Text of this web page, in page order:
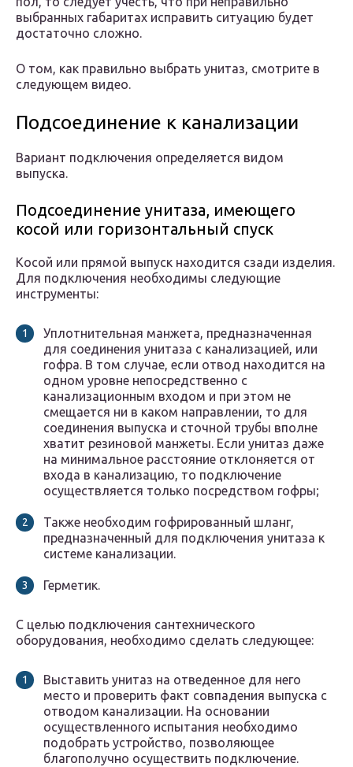
выбранных габаритах исправить ситуацию будет
достаточно сложно.
О том, как правильно выбрать унитаз, смотрите в
следующем видео.
Подсоединение к канализации
Вариант подключения определяется видом
выпуска.
Подсоединение унитаза, имеющего
косой или горизонтальный спуск
Косой или прямой выпуск находится сзади изделия.
Для подключения необходимы следующие
инструменты:
Уплотнительная манжета, предназначенная
для соединения унитаза с канализацией, или
гофра. В том случае, если отвод находится на
одном уровне непосредственно с
канализационным входом и при этом не
смещается ни в каком направлении, то для
соединения выпуска и сточной трубы вполне
хватит резиновой манжеты. Если унитаз даже
на минимальное расстояние отклоняется от
входа в канализацию, то подключение
осуществляется только посредством гофры;
Также необходим гофрированный шланг,
предназначенный для подключения унитаза к
системе канализации.
Герметик.
С целью подключения сантехнического
оборудования, необходимо сделать следующее:
Выставить унитаз на отведенное для него
место и проверить факт совпадения выпуска с
отводом канализации. На основании
осуществленного испытания необходимо
подобрать устройство, позволяющее
благополучно осуществить подключение.